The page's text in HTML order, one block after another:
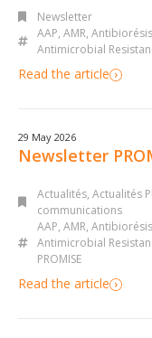
Newsletter
AAP, AMR,
Antimicrobial
Read the article
29 May 2026
Newsletter
Actualités, Actualités
communications
AAP, AMR,
Antimicrobial
PROMISE
Read the article